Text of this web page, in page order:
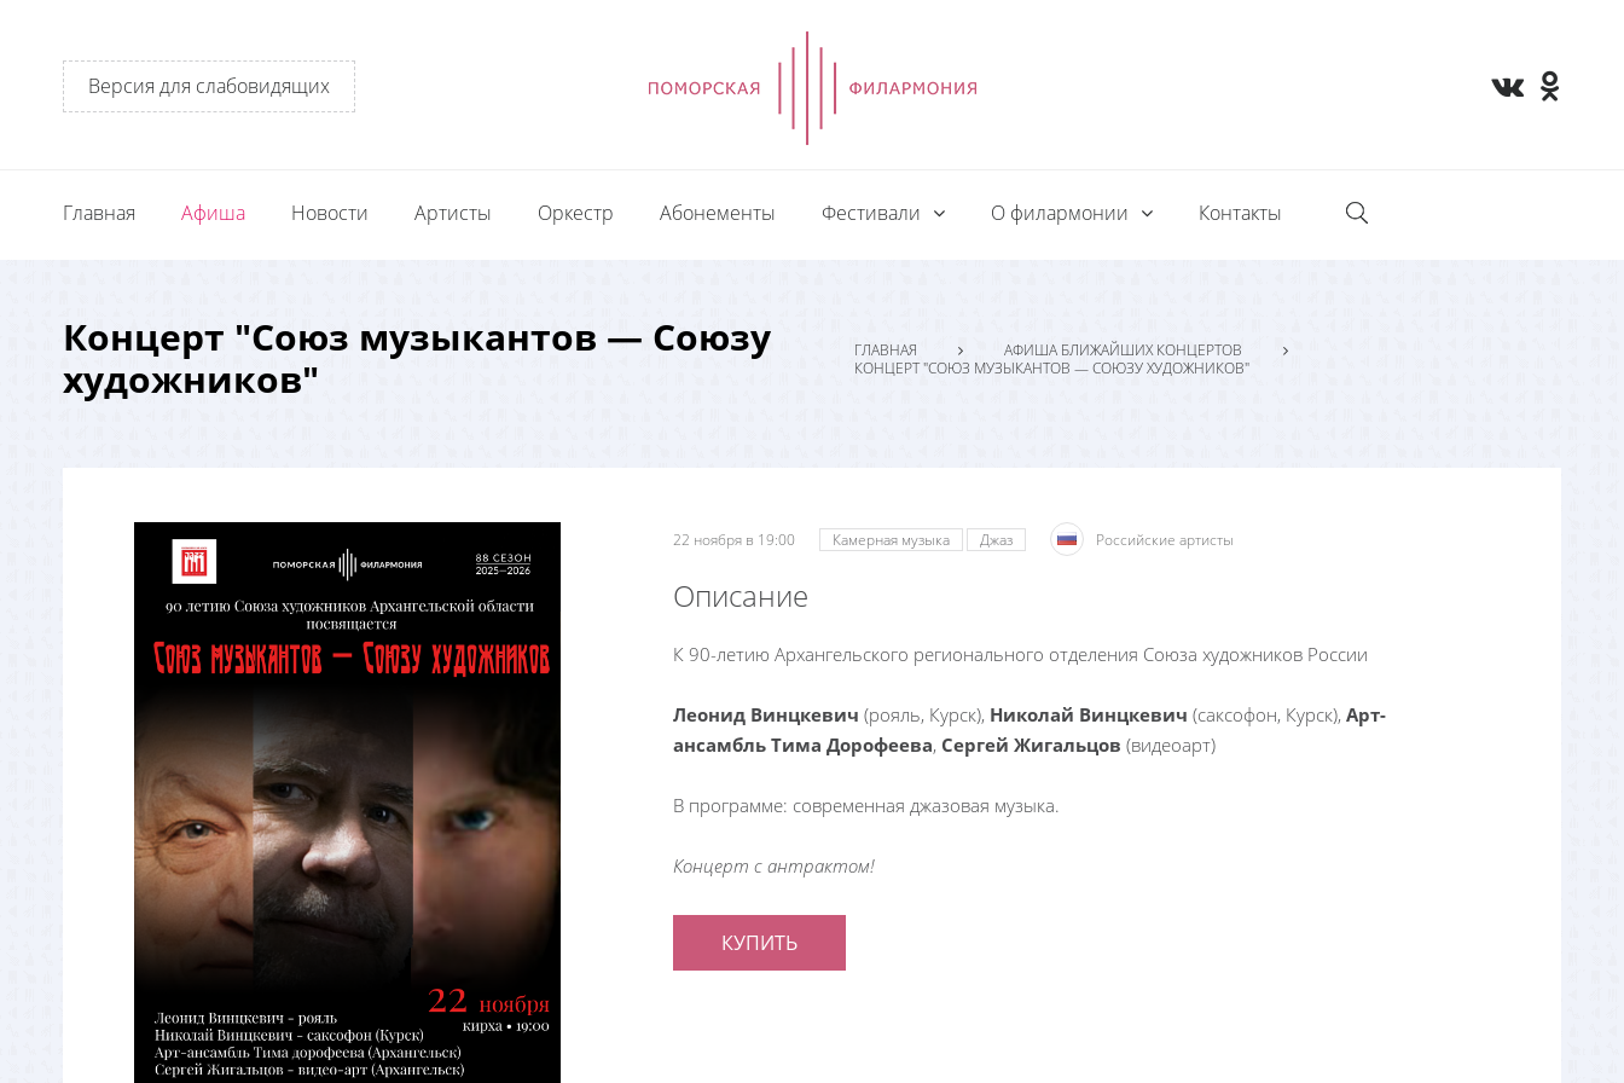
Версия для слабовидящих
Главная Афиша Новости Артисты Оркестр Абонементы Фестивали О филармонии Контакты
Концерт "Союз музыкантов — Союзу
художников"
ГЛАВНАЯ
АФИША БЛИЖАЙШИХ КОНЦЕРТОВ
КОНЦЕРТ "СОЮЗ МУЗЫКАНТОВ — СОЮЗУ ХУДОЖНИКОВ"
22 ноября в 19:00 Камерная музыка Джаз Российские артисты
Описание
К 90-летию Архангельского регионального отделения Союза художников России
Леонид Винцкевич (рояль, Курск), Николай Винцкевич (саксофон, Курск), Арт-
ансамбль Тима Дорофеева, Сергей Жигальцов (видеоарт)
В программе: современная джазовая музыка.
Концерт с антрактом!
КУПИТЬ